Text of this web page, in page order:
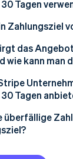
Tagen
Zahlungsziel
in
das
wie kann man
und -
Tagen
überfällige